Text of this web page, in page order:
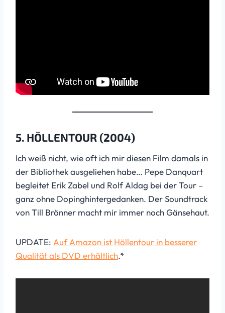
5. HÖLLENTOUR (2004)
Ich weiß nicht, wie oft ich mir diesen Film damals in
der Bibliothek ausgeliehen habe… Pepe Danquart
begleitet Erik Zabel und Rolf Aldag bei der Tour –
ganz ohne Dopinghintergedanken. Der Soundtrack
von Till Brönner macht mir immer noch Gänsehaut.
UPDATE: Auf Amazon ist Höllentour in besserer
Qualität als DVD erhältlich.*